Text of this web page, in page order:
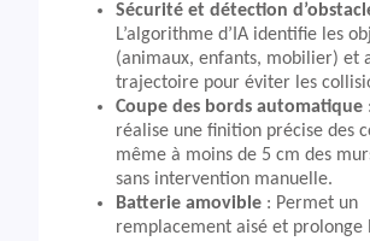
Sécurité et détection
L’algorithme d’IA identifie les
(animaux, enfants, mobilier) et
trajectoire pour éviter les
Coupe des bords automatique
réalise une finition précise des
même à moins de 5 cm des
sans intervention manuelle.
Batterie amovible : Permet un
remplacement aisé et prolonge